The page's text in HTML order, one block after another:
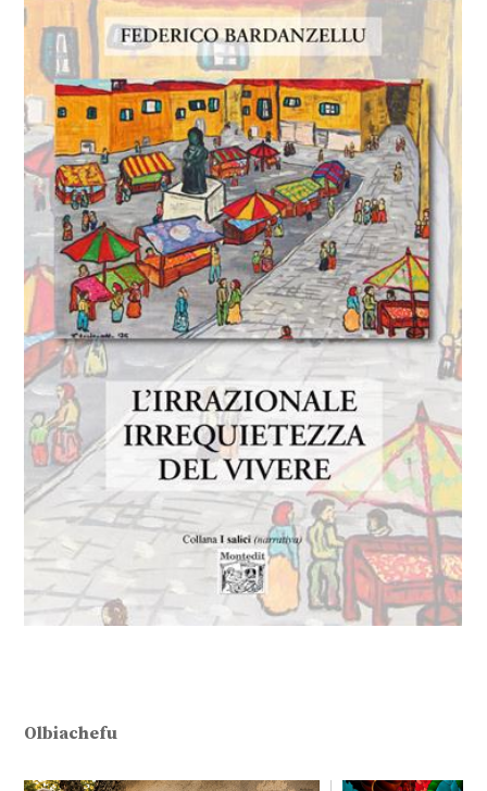
Olbiachefu